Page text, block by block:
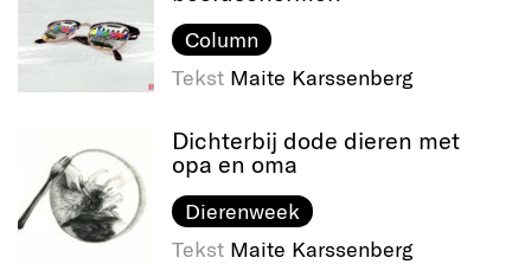
Column
Tekst Maite Karssenberg
Dichterbij dode dieren met
opa en oma
Dierenweek
Tekst Maite Karssenberg